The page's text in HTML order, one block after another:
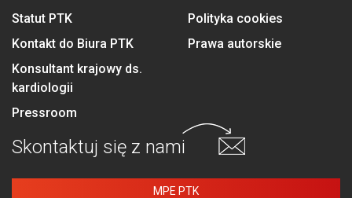
Statut PTK
Kontakt do Biura PTK
Konsultant krajowy ds.
kardiologii
Pressroom
Polityka cookies
Prawa autorskie
Skontaktuj się z nami
MPE PTK